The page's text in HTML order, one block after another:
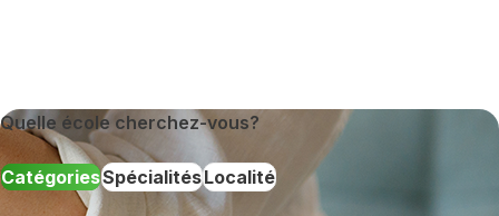
Quelle école cherchez-vous?
CatégoriesSpécialitésLocalité